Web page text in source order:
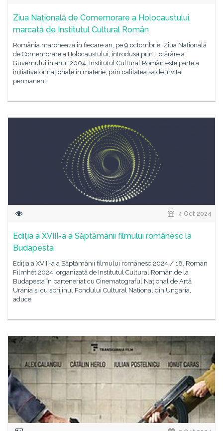
Ziua Națională de Comemorare a Holocaustului,
marcată de Institutul Cultural Român
România marchează în fiecare an, pe 9 octombrie, Ziua Națională
de Comemorare a Holocaustului, introdusă prin Hotărâre a
Guvernului în anul 2004. Institutul Cultural Român este parte a
inițiativelor naționale în materie, prin calitatea sa de invitat
permanent
4 Oct 2024
Ediția a XVIII-a a Săptămânii filmului românesc la
Budapesta
Ediția a XVIII-a a Săptămânii filmului românesc 2024 / 18. Román
Filmhét 2024, organizată de Institutul Cultural Român de la
Budapesta în parteneriat cu Cinematograful Național de Artă
Uránia și cu sprijinul Fondului Cultural Național din Ungaria,
aduce